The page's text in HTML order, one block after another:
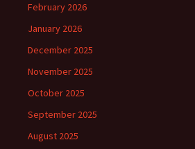
February 2026
January 2026
December 2025
November 2025
October 2025
September 2025
August 2025